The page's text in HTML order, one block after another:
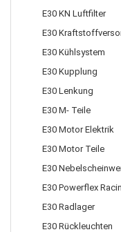
E30 KN Luftfilter
E30
E30 Kühlsystem
E30 Kupplung
E30 Lenkung
E30 M- Teile
E30 Motor Elektrik
E30 Motor Teile
E30
E30 Powerflex
E30 Radlager
E30 Rückleuchten